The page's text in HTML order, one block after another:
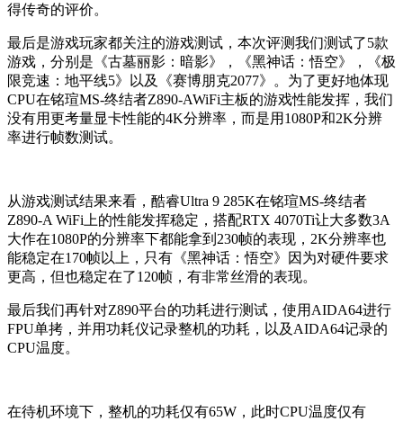
得传奇的评价。
最后是游戏玩家都关注的游戏测试，本次评测我们测试了5款
游戏，分别是《古墓丽影：暗影》，《黑神话：悟空》，《极
限竞速：地平线5》以及《赛博朋克2077》。为了更好地体现
CPU在铭瑄MS-终结者Z890-AWiFi主板的游戏性能发挥，我们
没有用更考量显卡性能的4K分辨率，而是用1080P和2K分辨
率进行帧数测试。
从游戏测试结果来看，酷睿Ultra 9 285K在铭瑄MS-终结者
Z890-A WiFi上的性能发挥稳定，搭配RTX 4070Ti让大多数3A
大作在1080P的分辨率下都能拿到230帧的表现，2K分辨率也
能稳定在170帧以上，只有《黑神话：悟空》因为对硬件要求
更高，但也稳定在了120帧，有非常丝滑的表现。
最后我们再针对Z890平台的功耗进行测试，使用AIDA64进行
FPU单拷，并用功耗仪记录整机的功耗，以及AIDA64记录的
CPU温度。
在待机环境下，整机的功耗仅有65W，此时CPU温度仅有